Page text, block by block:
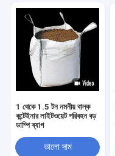
1 থেকে 1.5 টন নমনীয় বাল্ক
কন্টেইনার লাইটওয়েট পরিবহন বড়
ডাম্পি ব্যাগ
ভালো দাম